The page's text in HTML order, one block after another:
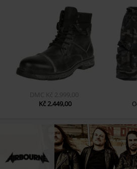
DMC Kč 2.999,00
Kč 2.449,00